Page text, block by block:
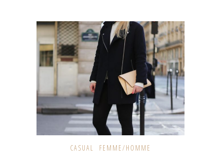
CASUAL FEMME/HOMME